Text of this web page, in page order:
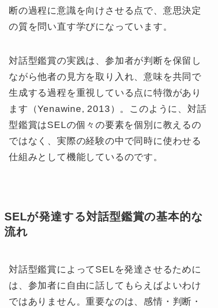
断の過程に意識を向けさせる点で、意思決定
の質を問い直す学びになっています。
対話型鑑賞の実践は、参加者が判断を保留し
ながら他者の見方を取り入れ、意味を共同で
生成する過程を重視している点に特徴があり
ます（Yenawine, 2013）。このように、対話
型鑑賞はSELの個々の要素を個別に教えるの
ではなく、実際の経験の中で同時に使わせる
仕組みとして機能しているのです。
SELが発達する対話型鑑賞の基本的な
流れ
対話型鑑賞によってSELを発達させるために
は、参加者に自由に話してもらえばよいわけ
ではありません。重要なのは、感情・判断・